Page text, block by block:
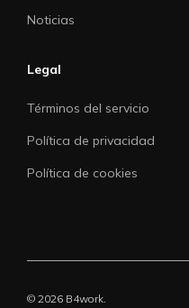
Noticias
Legal
Términos del servicio
Política de privacidad
Política de cookies
© 2026 B4work.